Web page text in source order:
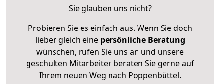
Sie glauben uns nicht?
Probieren Sie es einfach aus. Wenn Sie doch
lieber gleich eine persönliche Beratung
wünschen, rufen Sie uns an und unsere
geschulten Mitarbeiter beraten Sie gerne auf
Ihrem neuen Weg nach Poppenbüttel.